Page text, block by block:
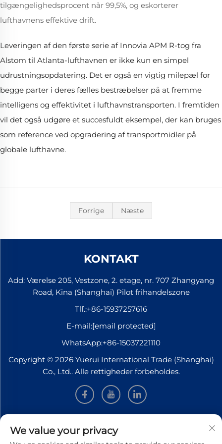
tilgængelighedsprocent når 99,5%, og eskorterer
lufthavnens effektive drift.
Leveringen af den første serie af Innovia APM R-tog fra
Alstom til Atlanta-lufthavnen er ikke kun en simpel
udrustningsopdatering. Det er også en vigtig milepæl for
begge parter i deres fælles bestræbelser på at fremme
intelligens og effektivitet i lufthavns­transporten. I fremtiden
vil det også udgøre et succesfuldt eksempel, der kan bruges
som reference ved opgradering af transportmidler på
globale lufthavne.
Forrige Næste
KONTAKT
Add: Værelse 205, Vestzone, 2. etage, nr. 707 Zhangyang
Road, Kina (Shanghai) Pilot frihandelszone
Tlf.:+86-15937257616
E-mail:[email protected]
WhatsApp:+86-15037221110
Copyright © 2026 Yuerui International Trade (Shanghai)
Co., Ltd.. Alle rettigheder forbeholdes.
INFORMATION
We value your privacy